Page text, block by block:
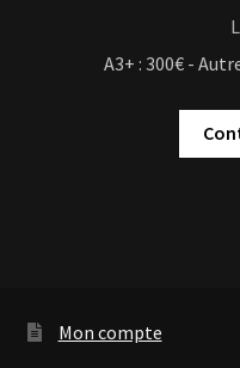
A3+ : 300€ -
Mon compte